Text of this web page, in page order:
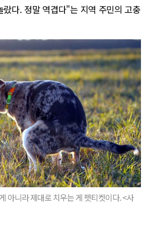
랐다. 정말 역겹다"는 지역 주민의 고충
아니라 제대로 치우는 게 펫티켓이다. <사